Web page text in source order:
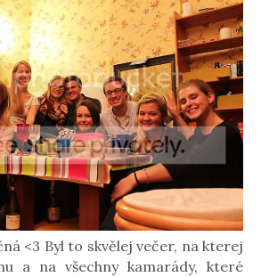
<3 Byl to skvělej večer, na kterej
a na všechny kamarády, které